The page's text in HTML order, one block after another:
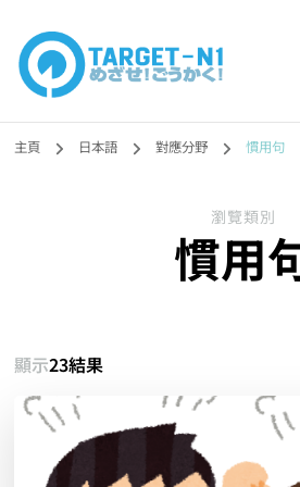
目標!!日本
N1合格
勉強コンテンツも追加予定!!】
主頁 日本語 對應分野 慣用句
瀏覽類別
慣用
顯示23結果